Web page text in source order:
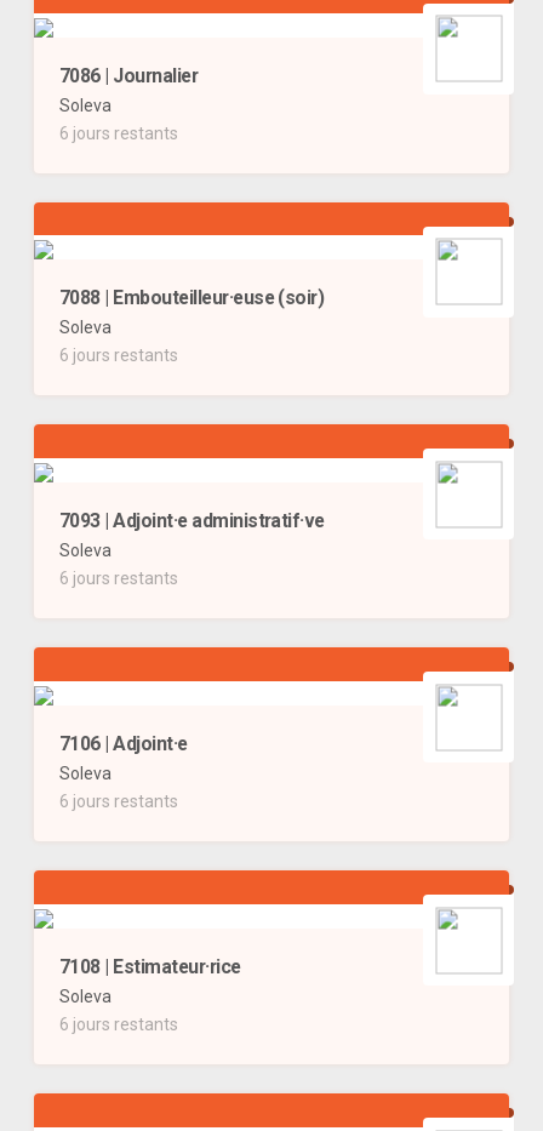
7086 | Journalier
Soleva
6 jours restants
7088 | Embouteilleur·euse (soir)
Soleva
6 jours restants
7093 | Adjoint·e administratif·ve
Soleva
6 jours restants
7106 | Adjoint·e
Soleva
6 jours restants
7108 | Estimateur·rice
Soleva
6 jours restants